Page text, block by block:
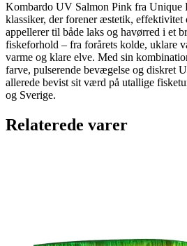
Kombardo UV Salmon Pink fra Unique
klassiker, der forener æstetik, effektivitet
appellerer til både laks og havørred i et
fiskeforhold – fra forårets kolde, uklare
varme og klare elve. Med sin
farve, pulserende bevægelse og diskret
allerede bevist sit værd på utallige
og Sverige.
Relaterede varer